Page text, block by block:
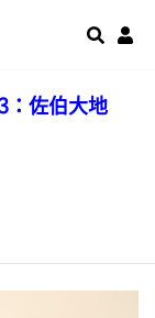
：佐伯大地